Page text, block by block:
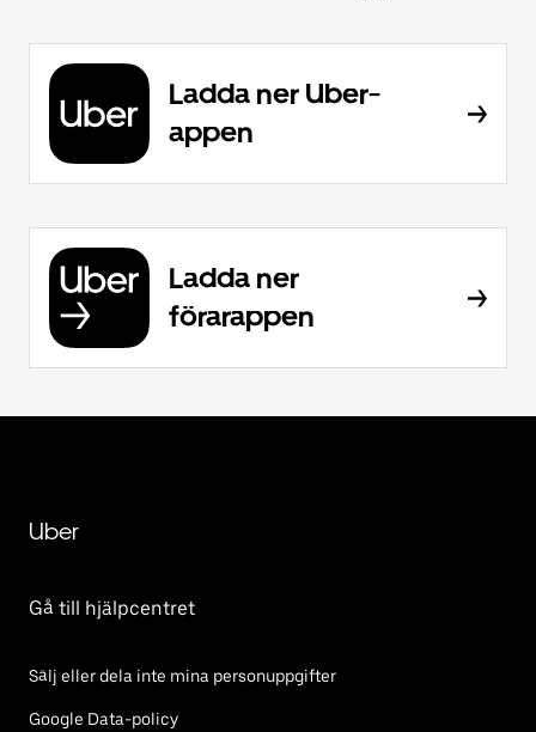
Ladda ner Uber-
appen
Ladda ner
förarappen
Uber
Gå till hjälpcentret
Sälj eller dela inte mina personuppgifter
Google Data-policy